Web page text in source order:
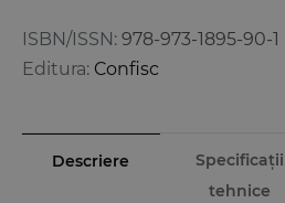
ISBN/ISSN: 978-973-1895-90-1
Editura: Confisc
Descriere
Specificații
tehnice